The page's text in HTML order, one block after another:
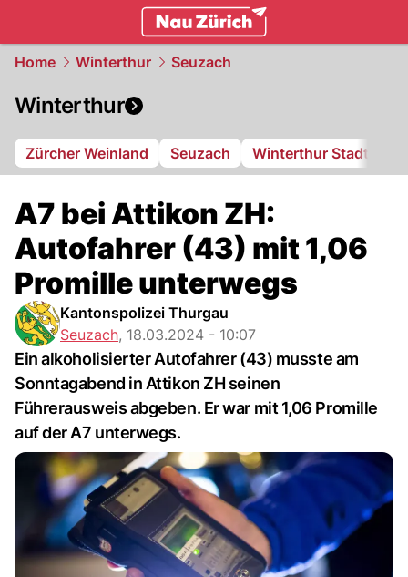
Home Winterthur Seuzach
Winterthur
Zürcher Weinland Seuzach Winterthur Stadt
A7 bei Attikon ZH:
Autofahrer (43) mit 1,06
Promille unterwegs
Kantonspolizei Thurgau
Seuzach, 18.03.2024 - 10:07
Ein alkoholisierter Autofahrer (43) musste am
Sonntagabend in Attikon ZH seinen
Führerausweis abgeben. Er war mit 1,06 Promille
auf der A7 unterwegs.